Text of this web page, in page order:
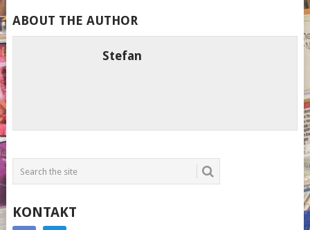
ABOUT THE AUTHOR
Stefan
KONTAKT